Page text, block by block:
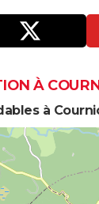
À
à